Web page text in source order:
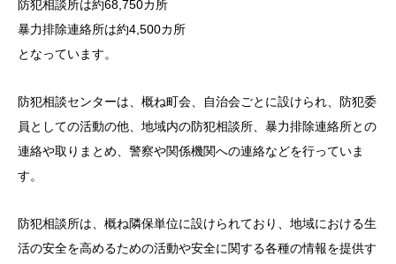
防犯相談所は約68,750カ所
暴力排除連絡所は約4,500カ所
となっています。
防犯相談センターは、概ね町会、自治会ごとに設けられ、防犯委
員としての活動の他、地域内の防犯相談所、暴力排除連絡所との
連絡や取りまとめ、警察や関係機関への連絡などを行っていま
す。
防犯相談所は、概ね隣保単位に設けられており、地域における生
活の安全を高めるための活動や安全に関する各種の情報を提供す